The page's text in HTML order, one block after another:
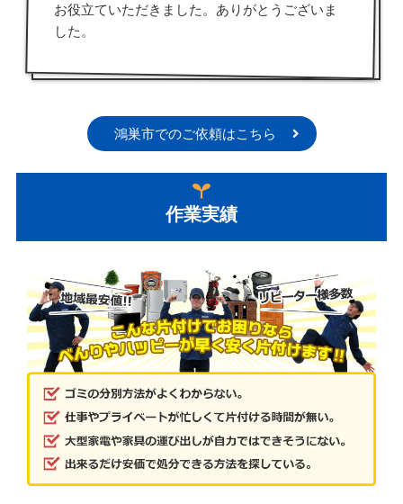
お役立ていただきました。ありがとうございま
した。
鴻巣市でのご依頼はこちら
作業実績